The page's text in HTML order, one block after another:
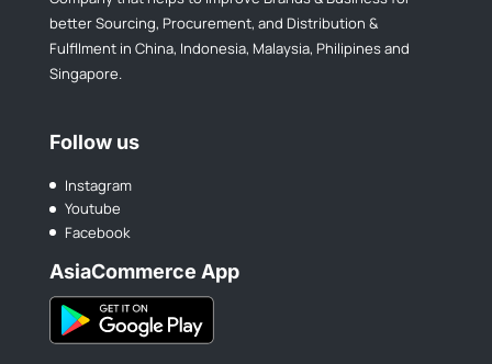
better Sourcing, Procurement, and Distribution &
Fulfllment in China, Indonesia, Malaysia, Philipines and
Singapore.
Follow us
Instagram
Youtube
Facebook
AsiaCommerce App